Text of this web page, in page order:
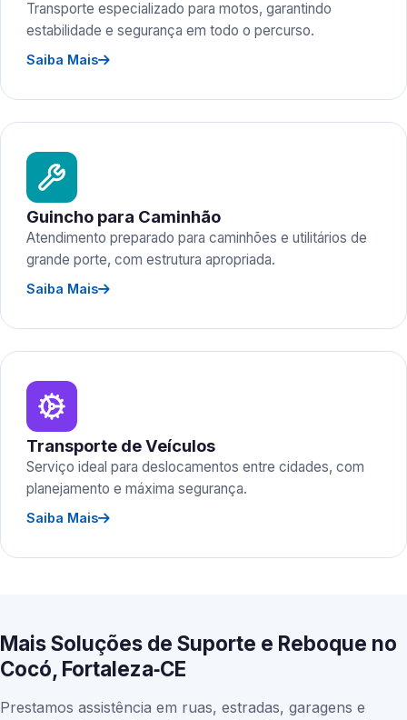
Transporte especializado para motos, garantindo
estabilidade e segurança em todo o percurso.
Saiba Mais
Guincho para Caminhão
Atendimento preparado para caminhões e utilitários de
grande porte, com estrutura apropriada.
Saiba Mais
Transporte de Veículos
Serviço ideal para deslocamentos entre cidades, com
planejamento e máxima segurança.
Saiba Mais
Mais Soluções de Suporte e Reboque no
Cocó, Fortaleza‑CE
Prestamos assistência em ruas, estradas, garagens e